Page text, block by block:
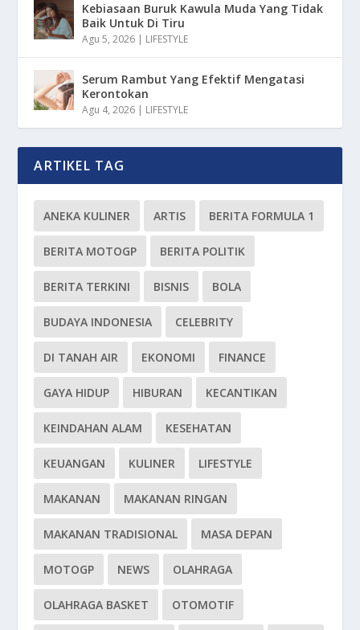
Kebiasaan Buruk Kawula Muda Yang Tidak
Baik Untuk Di Tiru
Agu 5, 2026 | LIFESTYLE
Serum Rambut Yang Efektif Mengatasi
Kerontokan
Agu 4, 2026 | LIFESTYLE
ARTIKEL TAG
ANEKA KULINER ARTIS BERITA FORMULA 1
BERITA MOTOGP BERITA POLITIK
BERITA TERKINI BISNIS BOLA
BUDAYA INDONESIA CELEBRITY
DI TANAH AIR EKONOMI FINANCE
GAYA HIDUP HIBURAN KECANTIKAN
KEINDAHAN ALAM KESEHATAN
KEUANGAN KULINER LIFESTYLE
MAKANAN MAKANAN RINGAN
MAKANAN TRADISIONAL MASA DEPAN
MOTOGP NEWS OLAHRAGA
OLAHRAGA BASKET OTOMOTIF